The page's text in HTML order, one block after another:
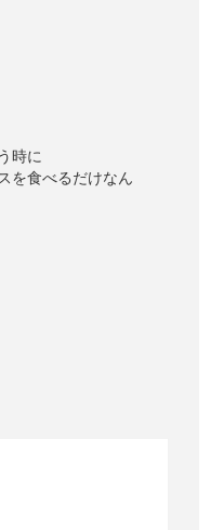
時に
を食べるだけなん